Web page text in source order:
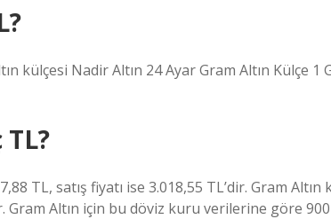
külçesi Nadir Altın 24 Ayar Gram Altın Külçe 1
TL, satış fiyatı ise 3.018,55 TL’dir. Gram
Altın için bu döviz kuru verilerine göre 900